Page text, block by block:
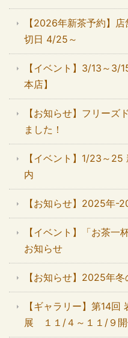
【2026年新茶予約】
切日 4/25～
【イベント】3/13～3/
本店】
【お知らせ】フリーズ
ました！
【イベント】1/23～
内
【お知らせ】2025年-
【イベント】「お茶
お知らせ
【お知らせ】2025年
【ギャラリー】第14
展 １１/４～１１/９